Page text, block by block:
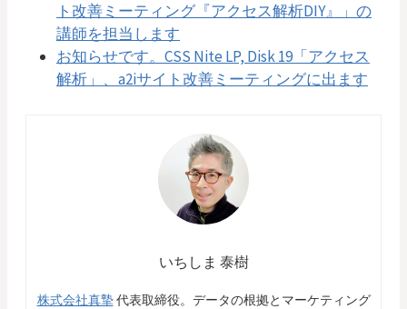
ト改善ミーティング『アクセス解析DIY』」の
講師を担当します
お知らせです。CSS Nite LP, Disk 19「アクセス
解析」、a2iサイト改善ミーティングに出ます
いちしま 泰樹
株式会社真摯代表取締役。データの根拠とマーケティング